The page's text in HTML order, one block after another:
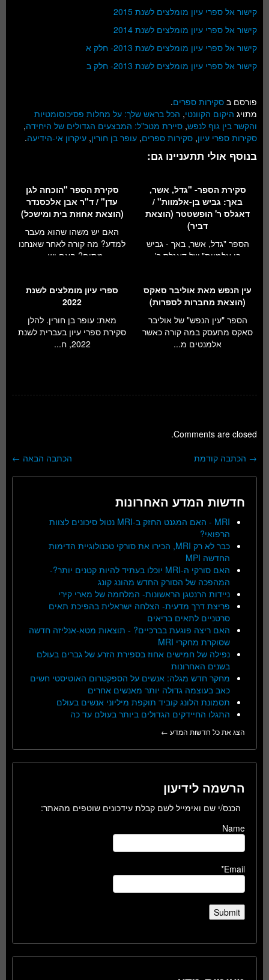
קישור אל ספרי עיון מומלצים לשנת 2015
קישור אל ספרי עיון מומלצים לשנת 2014
קישור אל ספרי עיון מומלצים לשנת 2013- חלק א
קישור אל ספרי עיון מומלצים לשנת 2013- חלק ב
פורסם ב סקירות ספרים.
מתויג היקום הקוונטי, הכל בראש שלך: על מחלות פסיכוסומטיות
והקשר בין גוף לנפש, סיירת מטכ"ל: המבצעים הגדולים של היחידה,
סקירות ספרי עיון, סקירות ספרים, עופר בן חורין, עיקרון אי-הידיעה.
בנוסף אולי תתעניינו גם:
סקירת הספר- "גדל, אשר,
באך: גביש בן-אלמוות" /
דאגלס ר' הופשטטר (הוצאת
דביר)
הספר "גדל, אשר, באך - גביש
בן אלמוות" של דאגלס ר'
סקירת הספר "הוכחה לגן
עדן" / ד"ר אבן אלכסנדר
(הוצאת אחוזת בית ומישכל)
האם יש משהו שהוא מעבר
למדע? מה קורה לאחר שאנחנו
מתים? האם יש...
עין הנפש מאת אוליבר סאקס
(הוצאת מחברות לספרות)
הספר "עין הנפש" של אוליבר
סאקס מתעסק במה קורה כאשר
אלמנטים מ...
ספרי עיון מומלצים לשנת
2022
מאת: עופר בן חורין. להלן
סקירת ספרי עיון בעברית לשנת
2022, ח...
Comments are closed.
ניווט בפוסטים הכתבה הבאה ← → הכתבה קודמת
חדשות המדע האחרונות
MRI - האם המגנט החזק ב-MRI נטול סיכונים לצוות
הרפואי?
כבר לא רק MRI, הכירו את סורקי טכנולוגיית הדימות
החדשה MPI
האם סורקי ה-MRI יוכלו בעתיד להיות קטנים יותר?-
המהפכה של הסורק החדש מהונג קונג
ניידות הרנטגן הראשונות- המלחמה של מארי קירי
פריצת דרך מדעית- הצלחה ישראלית בהפיכת תאים
סרטניים לתאים בריאים
האם ריצה פוגעת בברכיים? - תוצאות מטא-אנליזה חדשה
שסוקרת מחקרי MRI
נפילה של חמישים אחוז בספירת הזרע של גברים בעולם
בשנים האחרונות
מחקר חדש מגלה: אנשים על הספקטרום האוטיסטי חשים
כאב בעוצמה גדולה יותר מאנשים אחרים
תסמונת הלונג קוביד תוקפת מיליוני אנשים בעולם
התגלו החיידקים הגדולים ביותר בעולם עד כה
הצג את כל חדשות המדע ←
הרשמה לידיעון
הכנס/י שם ואימייל לשם קבלת עידכונים שוטפים מהאתר:
Name
Email*